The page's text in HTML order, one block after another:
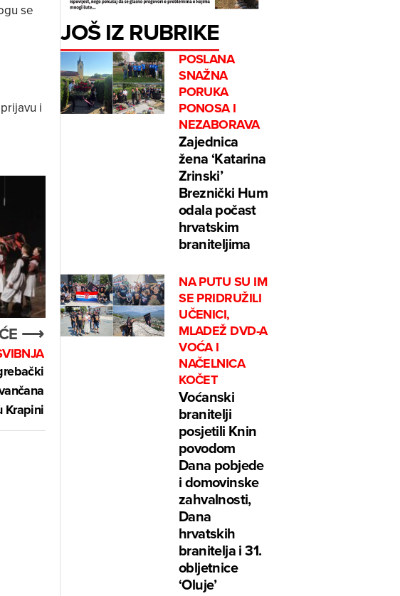
se
i
⟶
Krapini
JOŠ IZ RUBRIKE
POSLANA
SNAŽNA
PORUKA
PONOSA I
NEZABORAVA
Zajednica
žena ‘Katarina
Zrinski’
Breznički Hum
odala počast
hrvatskim
braniteljima
NA PUTU SU IM
SE PRIDRUŽILI
UČENICI,
MLADEŽ DVD-A
VOĆA I
NAČELNICA
KOČET
Voćanski
branitelji
posjetili Knin
povodom
Dana pobjede
i domovinske
zahvalnosti,
Dana
hrvatskih
branitelja i 31.
obljetnice
‘Oluje’